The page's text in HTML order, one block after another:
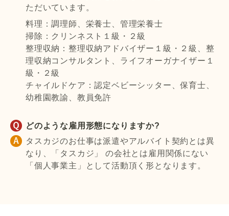
ただいています。
料理：調理師、栄養士、管理栄養士
掃除：クリンネスト１級・２級
整理収納：整理収納アドバイザー１級・２級、整
理収納コンサルタント、ライフオーガナイザー１
級・２級
チャイルドケア：認定ベビーシッター、保育士、
幼稚園教諭、教員免許
どのような雇用形態になりますか?
タスカジのお仕事は派遣やアルバイト契約とは異
なり、「タスカジ」 の会社とは雇用関係にない
「個人事業主」として活動頂く形となります。